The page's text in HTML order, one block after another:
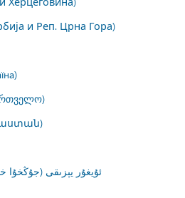
и Реп. Црна Гора)
ئۇيغۇر يېزىقى (جۇڭخۇا